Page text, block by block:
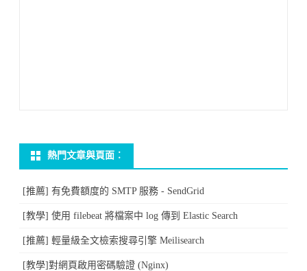
熱門文章與頁面︰
[推薦] 有免費額度的 SMTP 服務 - SendGrid
[教學] 使用 filebeat 將檔案中 log 傳到 Elastic Search
[推薦] 輕量級全文檢索搜尋引擎 Meilisearch
[教學]對網頁啟用密碼驗證 (Nginx)